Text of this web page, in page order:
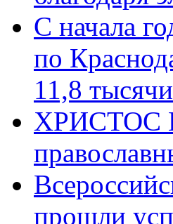
С начала
по
11,8
ХРИСТОС
прошли